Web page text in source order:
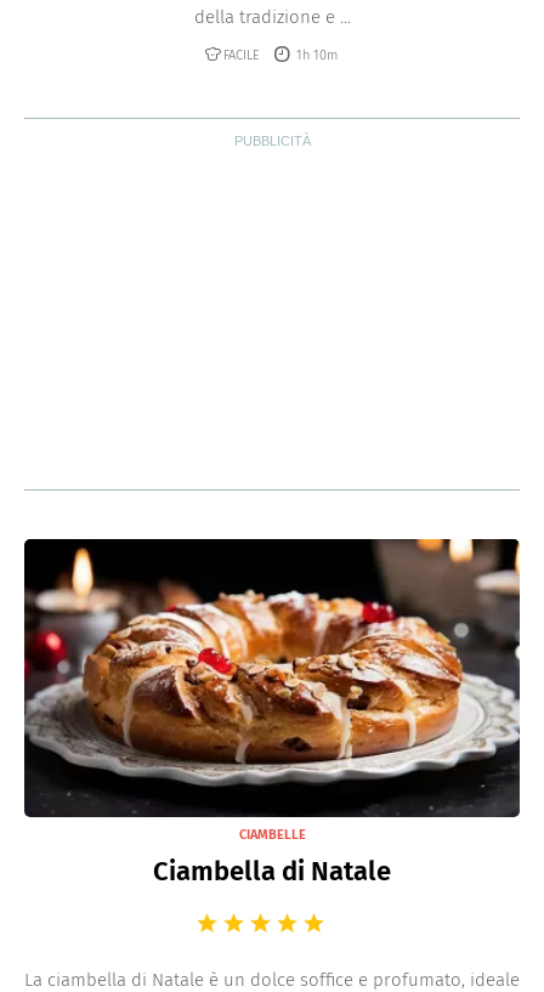
della tradizione e ...
FACILE 1h 10m
CIAMBELLE
Ciambella di Natale
La ciambella di Natale è un dolce soffice e profumato, ideale